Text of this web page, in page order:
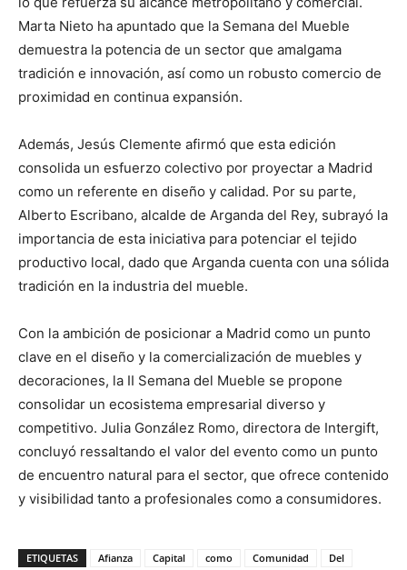
Marta Nieto ha apuntado que la Semana del Mueble
demuestra la potencia de un sector que amalgama
tradición e innovación, así como un robusto comercio de
proximidad en continua expansión.
Además, Jesús Clemente afirmó que esta edición
consolida un esfuerzo colectivo por proyectar a Madrid
como un referente en diseño y calidad. Por su parte,
Alberto Escribano, alcalde de Arganda del Rey, subrayó la
importancia de esta iniciativa para potenciar el tejido
productivo local, dado que Arganda cuenta con una sólida
tradición en la industria del mueble.
Con la ambición de posicionar a Madrid como un punto
clave en el diseño y la comercialización de muebles y
decoraciones, la II Semana del Mueble se propone
consolidar un ecosistema empresarial diverso y
competitivo. Julia González Romo, directora de Intergift,
concluyó ressaltando el valor del evento como un punto
de encuentro natural para el sector, que ofrece contenido
y visibilidad tanto a profesionales como a consumidores.
ETIQUETAS Afianza Capital como Comunidad
Del